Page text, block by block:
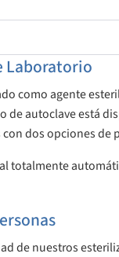
Laboratorio
como agente
de autoclave está
dos opciones de
totalmente
de nuestros